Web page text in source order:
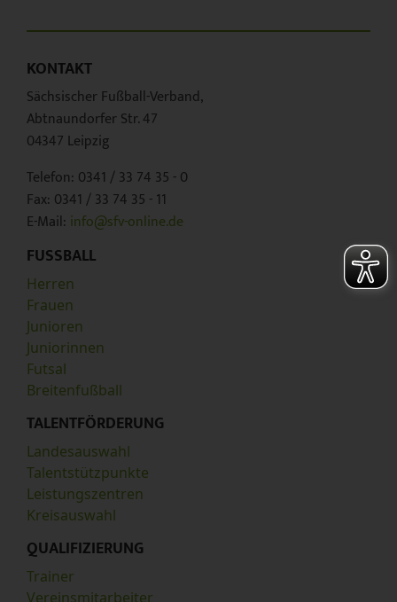
KONTAKT
Sächsischer Fußball-Verband,
Abtnaundorfer Str. 47
04347 Leipzig
Telefon: 0341 / 33 74 35 - 0
Fax: 0341 / 33 74 35 - 11
E-Mail: info@sfv-online.de
FUSSBALL
Herren
Frauen
Junioren
Juniorinnen
Futsal
Breitenfußball
TALENTFÖRDERUNG
Landesauswahl
Talentstützpunkte
Leistungszentren
Kreisauswahl
QUALIFIZIERUNG
Trainer
Vereinsmitarbeiter